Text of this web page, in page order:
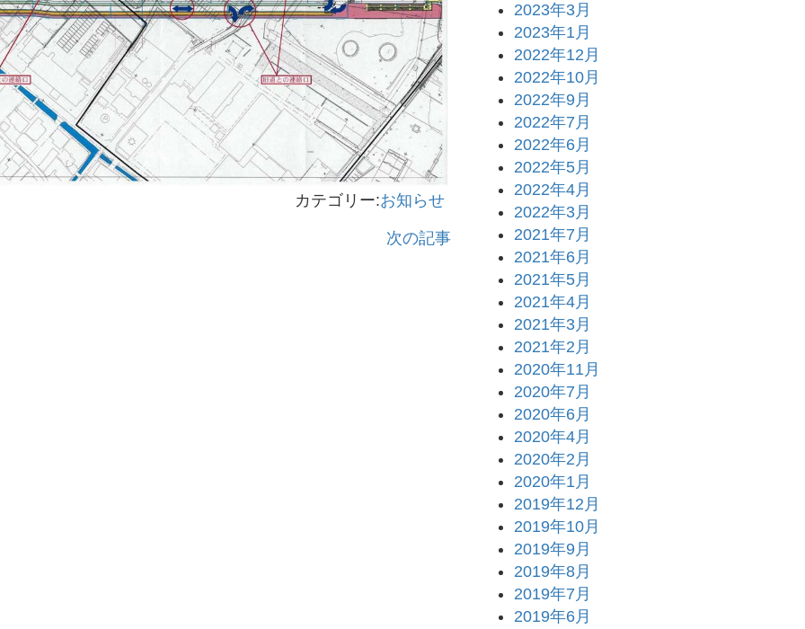
カテゴリー:お知らせ
次の記事
2023年3月
2023年1月
2022年12月
2022年10月
2022年9月
2022年7月
2022年6月
2022年5月
2022年4月
2022年3月
2021年7月
2021年6月
2021年5月
2021年4月
2021年3月
2021年2月
2020年11月
2020年7月
2020年6月
2020年4月
2020年2月
2020年1月
2019年12月
2019年10月
2019年9月
2019年8月
2019年7月
2019年6月